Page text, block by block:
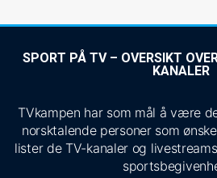
SPORT PÅ TV – OVERSIKT
KANALER
TVkampen har som mål å være
norsktalende personer som
lister de TV-kanaler og